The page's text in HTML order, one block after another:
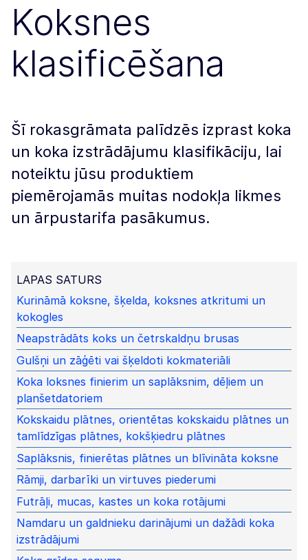
Koksnes
klasificēšana
Šī rokasgrāmata palīdzēs izprast koka
un koka izstrādājumu klasifikāciju, lai
noteiktu jūsu produktiem
piemērojamās muitas nodokļa likmes
un ārpustarifa pasākumus.
LAPAS SATURS
Kurināmā koksne, šķelda, koksnes atkritumi un
kokogles
Neapstrādāts koks un četrskaldņu brusas
Gulšņi un zāģēti vai šķeldoti kokmateriāli
Koka loksnes finierim un saplāksnim, dēļiem un
planšetdatoriem
Kokskaidu plātnes, orientētas kokskaidu plātnes un
tamlīdzīgas plātnes, kokšķiedru plātnes
Saplāksnis, finierētas plātnes un blīvināta koksne
Rāmji, darbarīki un virtuves piederumi
Futrāļi, mucas, kastes un koka rotājumi
Namdaru un galdnieku darinājumi un dažādi koka
izstrādājumi